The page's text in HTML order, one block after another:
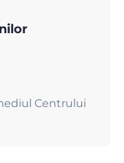
Centrului